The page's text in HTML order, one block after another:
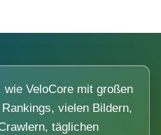
wie VeloCore mit großen
vielen Bildern,
täglichen